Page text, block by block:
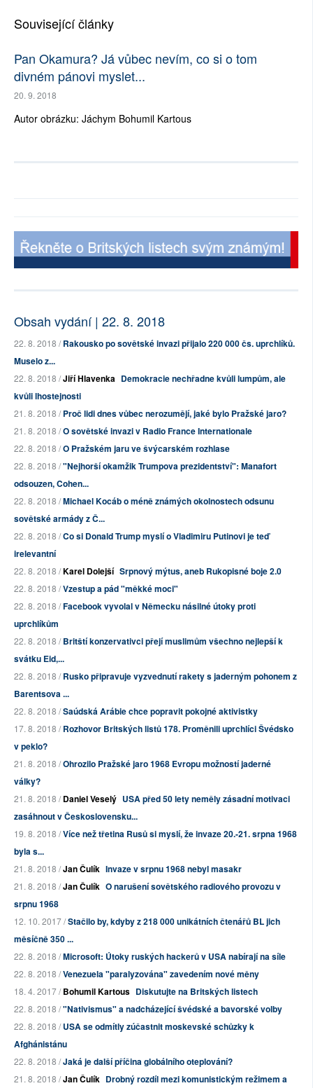
Související články
Pan Okamura? Já vůbec nevím, co si o tom
divném pánovi myslet...
20. 9. 2018
Autor obrázku: Jáchym Bohumil Kartous
Obsah vydání | 22. 8. 2018
22. 8. 2018 /Rakousko po sovětské invazi přijalo 220 000 čs. uprchlíků.
Muselo z...
22. 8. 2018 /Jiří Hlavenka Demokracie nechřadne kvůli lumpům, ale
kvůli lhostejnosti
21. 8. 2018 /Proč lidi dnes vůbec nerozumějí, jaké bylo Pražské jaro?
21. 8. 2018 /O sovětské invazi v Radio France Internationale
22. 8. 2018 /O Pražském jaru ve švýcarském rozhlase
22. 8. 2018 /"Nejhorší okamžik Trumpova prezidentství": Manafort
odsouzen, Cohen...
22. 8. 2018 /Michael Kocáb o méně známých okolnostech odsunu
sovětské armády z Č...
22. 8. 2018 /Co si Donald Trump myslí o Vladimiru Putinovi je teď
irelevantní
22. 8. 2018 /Karel Dolejší Srpnový mýtus, aneb Rukopisné boje 2.0
22. 8. 2018 /Vzestup a pád "měkké moci"
22. 8. 2018 /Facebook vyvolal v Německu násilné útoky proti
uprchlíkům
22. 8. 2018 /Britští konzervativci přejí muslimům všechno nejlepší k
svátku Eid,...
22. 8. 2018 /Rusko připravuje vyzvednutí rakety s jaderným pohonem z
Barentsova ...
22. 8. 2018 /Saúdská Arábie chce popravit pokojné aktivistky
17. 8. 2018 /Rozhovor Britských listů 178. Proměnili uprchlíci Švédsko
v peklo?
21. 8. 2018 /Ohrozilo Pražské jaro 1968 Evropu možností jaderné
války?
21. 8. 2018 /Daniel Veselý USA před 50 lety neměly zásadní motivaci
zasáhnout v Československu...
19. 8. 2018 /Více než třetina Rusů si myslí, že invaze 20.-21. srpna 1968
byla s...
21. 8. 2018 /Jan Čulík Invaze v srpnu 1968 nebyl masakr
21. 8. 2018 /Jan Čulík O narušení sovětského radiového provozu v
srpnu 1968
12. 10. 2017 /Stačilo by, kdyby z 218 000 unikátních čtenářů BL jich
měsíčně 350 ...
22. 8. 2018 /Microsoft: Útoky ruských hackerů v USA nabírají na síle
22. 8. 2018 /Venezuela "paralyzována" zavedením nové měny
18. 4. 2017 /Bohumil Kartous Diskutujte na Britských listech
22. 8. 2018 /"Nativismus" a nadcházející švédské a bavorské volby
22. 8. 2018 /USA se odmítly zúčastnit moskevské schůzky k
Afghánistánu
22. 8. 2018 /Jaká je další příčina globálního oteplování?
21. 8. 2018 /Jan Čulík Drobný rozdíl mezi komunistickým režimem a